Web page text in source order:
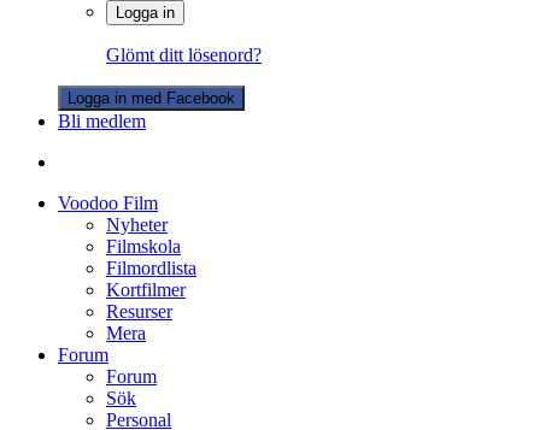
Logga in
Glömt ditt lösenord?
Logga in med Facebook
Bli medlem
Voodoo Film
Nyheter
Filmskola
Filmordlista
Kortfilmer
Resurser
Mera
Forum
Forum
Sök
Personal